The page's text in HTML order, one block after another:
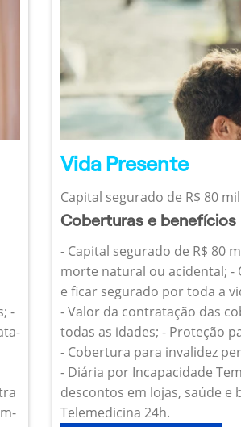
-
Vida Presente
Capital segurado de R$ 80
Coberturas e benefícios
- Capital segurado de R$ 80
morte natural ou acidental; -
e ficar segurado por toda a
- Valor da contratação das
todas as idades; - Proteção
- Cobertura para invalidez
- Diária por Incapacidade
descontos em lojas, saúde e
Telemedicina 24h.